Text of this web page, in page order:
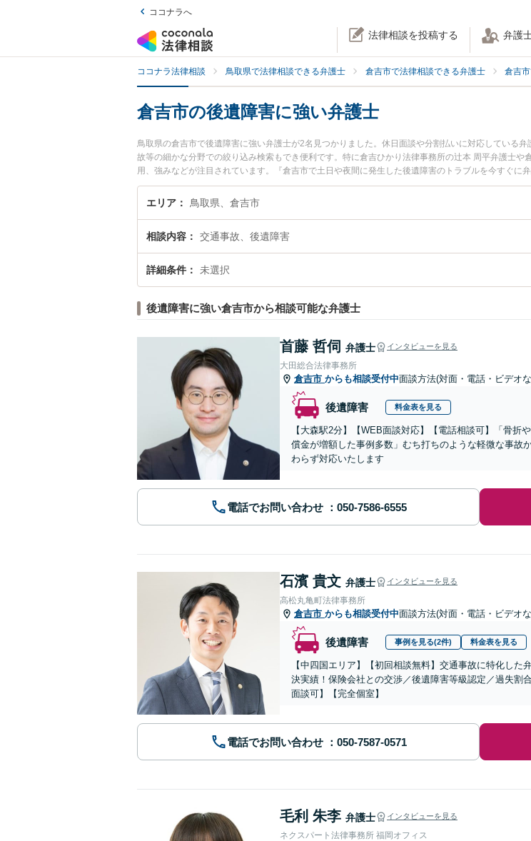
ココナラへ
法律相談を投稿する 弁護
ココナラ法律相談 鳥取県で法律相談できる弁護士 倉吉市で法律相談できる弁護士 倉吉
倉吉市の後遺障害に強い弁護士
鳥取県の倉吉市で後遺障害に強い弁護士が2名見つかりました。休日面談や分割払いに対応している
故等の細かな分野での絞り込み検索もでき便利です。特に倉吉ひかり法律事務所の辻本 周平弁護士
用、強みなどが注目されています。『倉吉市で土日や夜間に発生した後遺障害のトラブルを今すぐ
検索したい』『初回相談無料で後遺障害を法律相談できる倉吉市内の弁護士に相談予約したい』など
エリア 鳥取県、倉吉市
相談内容 交通事故、後遺障害
詳細条件 未選択
後遺障害に強い倉吉市から相談可能な弁護士
首藤 哲伺 弁護士 インタビューを見る
大田総合法律事務所
倉吉市 からも相談受付中面談方法(対面・電話・ビデオ
後遺障害 料金表を見る
【大森駅2分】【WEB面談対応】【電話相談可】「骨
償金が増額した事例多数」むち打ちのような軽微な事故
わらず対応いたします
電話でお問い合わせ
石濱 貴文 弁護士 インタビューを見る
高松丸亀町法律事務所
倉吉市 からも相談受付中面談方法(対面・電話・ビデオ
後遺障害 事例を見る(2件) 料金表を見る
【中四国エリア】【初回相談無料】交通事故に特化し
決実績！保険会社との交渉／後遺障害等級認定／過失割
面談可】【完全個室】
電話でお問い合わせ
毛利 朱李 弁護士 インタビューを見る
ネクスパート法律事務所 福岡オフィス